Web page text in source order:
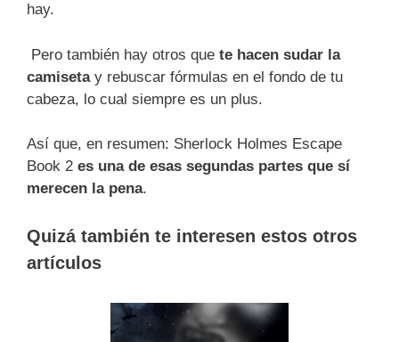
hay.
Pero también hay otros que te hacen sudar la
camisetay rebuscar fórmulas en el fondo de tu
cabeza, lo cual siempre es un plus.
Así que, en resumen: Sherlock Holmes Escape
Book 2 es una de esas segundas partes que sí
merecen la pena.
Quizá también te interesen estos otros
artículos